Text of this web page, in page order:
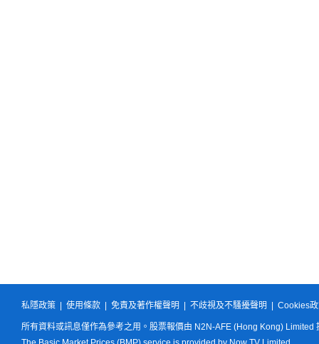
私隱政策 使用條款 免責及著作權聲明 不歧視及不騷擾聲明 Cookies
所有資料或訊息僅作為參考之用。股票報價由 N2N-AFE (Hong Kong) Limited